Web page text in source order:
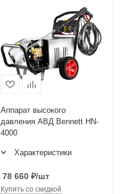
Аппарат высокого
давления АВД Bennett HN-
4000
Характеристики
78 660 ₽/шт
Купить со скидкой